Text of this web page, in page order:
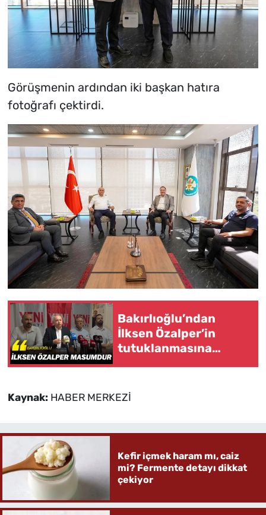
Görüşmenin ardından iki başkan hatıra
fotoğrafı çektirdi.
Bakırlıoğlu’ndan
İlksen Özalper’in
tutuklanmasına
Kaynak: HABER MERKEZİ
Kefir içmek haram mı, caiz
mi? Fermente detayı dikkat
çekiyor